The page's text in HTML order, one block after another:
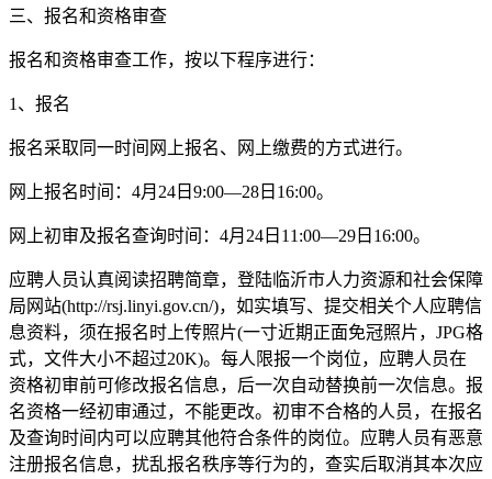
三、报名和资格审查
报名和资格审查工作，按以下程序进行：
1、报名
报名采取同一时间网上报名、网上缴费的方式进行。
网上报名时间：4月24日9:00—28日16:00。
网上初审及报名查询时间：4月24日11:00—29日16:00。
应聘人员认真阅读招聘简章，登陆临沂市人力资源和社会保障
局网站(http://rsj.linyi.gov.cn/)，如实填写、提交相关个人应聘信
息资料，须在报名时上传照片(一寸近期正面免冠照片，JPG格
式，文件大小不超过20K)。每人限报一个岗位，应聘人员在
资格初审前可修改报名信息，后一次自动替换前一次信息。报
名资格一经初审通过，不能更改。初审不合格的人员，在报名
及查询时间内可以应聘其他符合条件的岗位。应聘人员有恶意
注册报名信息，扰乱报名秩序等行为的，查实后取消其本次应